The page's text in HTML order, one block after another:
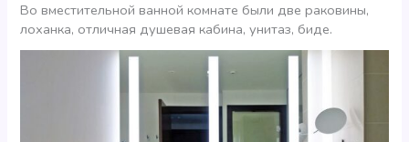
Во вместительной ванной комнате были две раковины,
лоханка, отличная душевая кабина, унитаз, биде.